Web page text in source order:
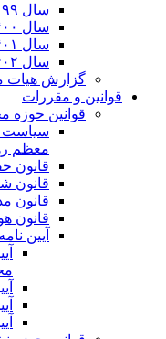
سال ۹۹
سال ۱۴۰۰
سال ۱۴۰۱
سال ۱۴۰۲
گزارش هیات
قوانین و مقررات
قوانین
ﺳﯿﺎﺳﺖ
معظم
قانون
قانون
قانون
قانون
آیین